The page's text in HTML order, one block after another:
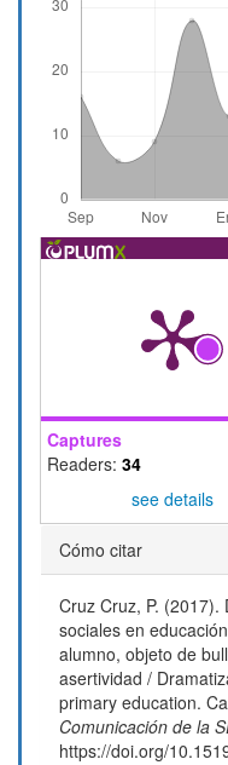
Captures
Readers: 34
see details
Detalles
del
artículo
Cómo citar
Cruz Cruz, P.
sociales en
alumno, objeto de
asertividad /
primary education.
Comunicación de la
https://doi.org/